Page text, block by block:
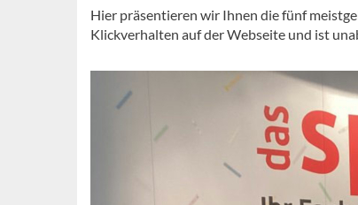
Hier präsentieren wir Ihnen die fünf
Klickverhalten auf der Webseite und ist